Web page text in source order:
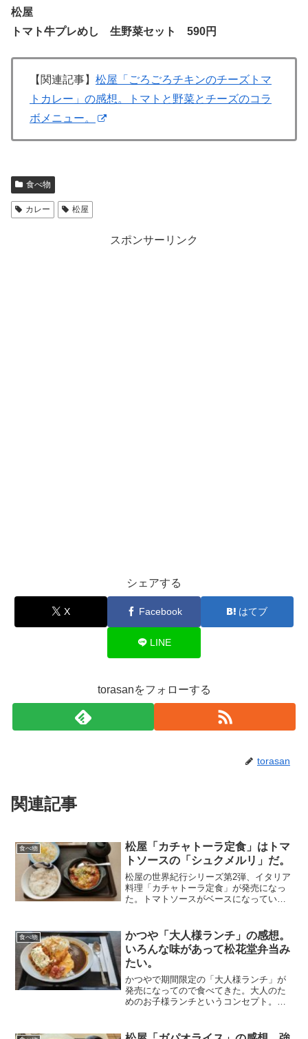
松屋
トマト牛プレめし 生野菜セット 590円
【関連記事】 松屋「ごろごろチキンのチーズトマ
トカレー」の感想。トマトと野菜とチーズのコラ
ボメニュー。
食べ物
カレー 松屋
スポンサーリンク
シェアする
X Facebook はてブ
LINE
torasanをフォローする
torasan
関連記事
食べ物
松屋「カチャトーラ定食」はトマ
トソースの「シュクメルリ」だ。
松屋の世界紀行シリーズ第2弾、イタリア
料理「カチャトーラ定食」が発売になっ
た。トマトソースがベースになっていて
いる。それから前作「シュクメルリ」同
様に、ニンニクがたっぷ...
食べ物
かつや「大人様ランチ」の感想。
いろんな味があって松花堂弁当み
たい。
かつやで期間限定の「大人様ランチ」が
発売になってので食べてきた。大人のた
めのお子様ランチというコンセプト。何
ウインナー、キャベツがのっている。彩